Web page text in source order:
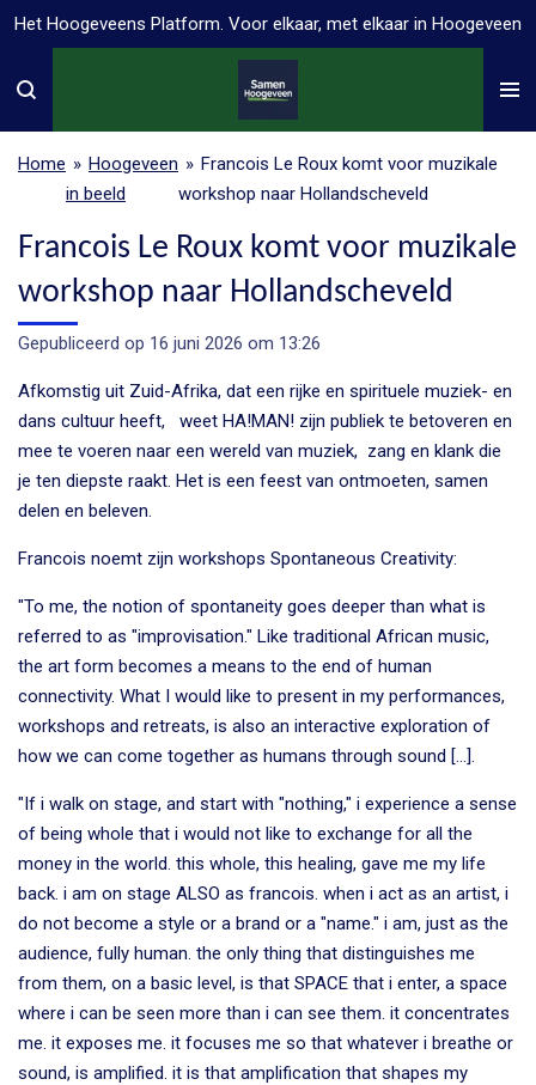
Ga
naar
Het Hoogeveens Platform. Voor elkaar, met elkaar in Hoogeveen
Home » Hoogeveen
in beeld
» Francois Le Roux komt voor muzikale
workshop naar Hollandscheveld
Francois Le Roux komt voor muzikale
workshop naar Hollandscheveld
Gepubliceerd op 16 juni 2026 om 13:26
Afkomstig uit Zuid-Afrika, dat een rijke en spirituele muziek- en
dans cultuur heeft,
weet HA!MAN! zijn publiek te betoveren en
mee te voeren naar een wereld van muziek, zang en klank die
je ten diepste raakt. Het is een feest van ontmoeten, samen
delen en beleven.
Francois noemt zijn workshops Spontaneous Creativity:
"To me, the notion of spontaneity goes deeper than what is
referred to as "improvisation." Like traditional African music,
the art form becomes a means to the end of human
connectivity. What I would like to present in my performances,
workshops and retreats, is also an interactive exploration of
how we can come together as humans through sound [...].
"If i walk on stage, and start with "nothing," i experience a sense
of being whole that i would not like to exchange for all the
money in the world. this whole, this healing, gave me my life
back. i am on stage ALSO as francois. when i act as an artist, i
do not become a style or a brand or a "name." i am, just as the
audience, fully human. the only thing that distinguishes me
from them, on a basic level, is that SPACE that i enter, a space
where i can be seen more than i can see them. it concentrates
me. it exposes me. it focuses me so that whatever i breathe or
sound, is amplified. it is that amplification that shapes my